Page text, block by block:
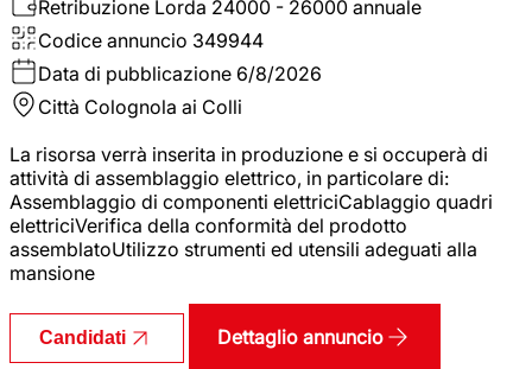
Retribuzione Lorda 24000 - 26000 annuale
Codice annuncio 349944
Data di pubblicazione 6/8/2026
Città Colognola ai Colli
La risorsa verrà inserita in produzione e si occuperà di
attività di assemblaggio elettrico, in particolare di:
Assemblaggio di componenti elettriciCablaggio quadri
elettriciVerifica della conformità del prodotto
assemblatoUtilizzo strumenti ed utensili adeguati alla
mansione
Candidati Dettaglio annuncio